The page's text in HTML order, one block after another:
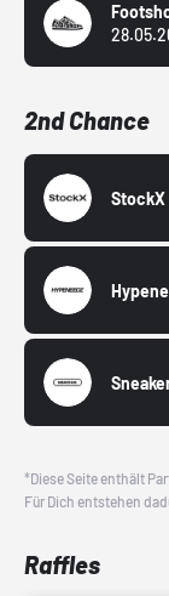
2nd Chance
StockX
*Diese Seite enthält
Für Dich entstehen
Raffles